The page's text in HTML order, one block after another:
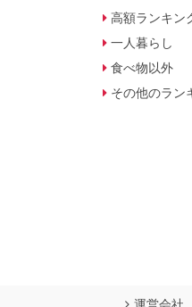
高額ランキン
一人暮らし
食べ物以外
その他のラン